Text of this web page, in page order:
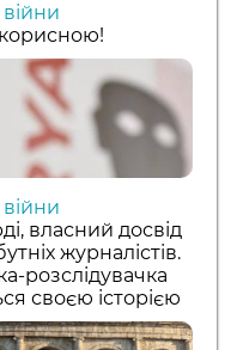
власний досвід
журналістів.
розслідувачка
своєю історією